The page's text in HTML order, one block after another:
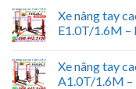
Xe nâng tay
E1.0T/1.6M –
Xe nâng tay
A1.0T/1.6M –